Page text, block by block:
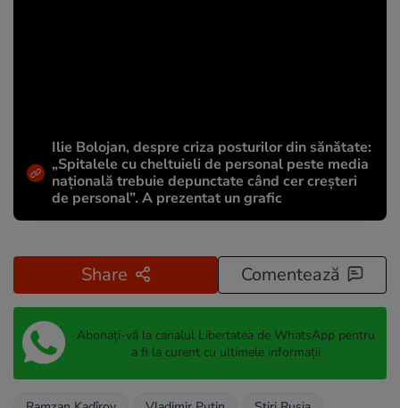
Ilie Bolojan, despre criza posturilor din sănătate:
„Spitalele cu cheltuieli de personal peste media
națională trebuie depunctate când cer creșteri
de personal”. A prezentat un grafic
Share Comentează
Abonați-vă la canalul Libertatea de WhatsApp pentru
a fi la curent cu ultimele informații